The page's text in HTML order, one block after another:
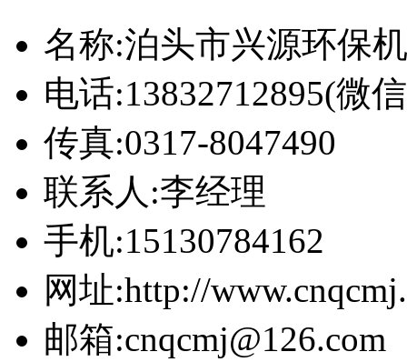
名称:泊头市兴源环保
电话:13832712895(微
传真:0317-8047490
联系人:李经理
手机:15130784162
网址:http://
邮箱:cnqcmj@126.com